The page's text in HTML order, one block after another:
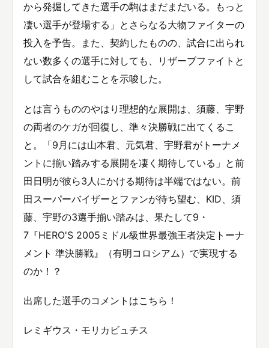
から発掘してきた選手の駒はまだまだいる。もっと
凄い選手が登場する」とさらなる大物ファイターの
投入を予告。また、契約したものの、試合に出られ
ない数多くの選手に対しても、リザーブファイトと
して試合を組むことを示唆した。
とは言うもののやはり理想的な展開は、須藤、宇野
の両者のケガが回復し、準々決勝戦に出てくるこ
と。「9月には山本君、元気君、宇野君がトーナメ
ントに揃い踏みする展開を凄く期待している」と前
田日明が彼ら3人にかける期待は半端ではない。前
田スーパーバイザーとファンが待ち望む、KID、須
藤、宇野の3選手揃い踏みは、果たして9・
7『HERO'S 2005ミドル級世界最強王者決定トーナ
メント 準決勝戦』（有明コロシアム）で実現する
のか！？
出席した選手のコメントはこちら！
レミギウス・モリカビュチス